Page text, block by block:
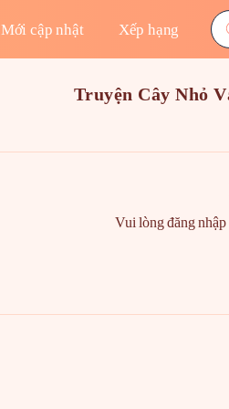
Mới cập nhật Xếp hạng
Truyện Cây Nhỏ
Vui lòng đăng